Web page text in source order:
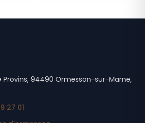
Provins, 94490 Ormesson-sur-Marne,
27 01